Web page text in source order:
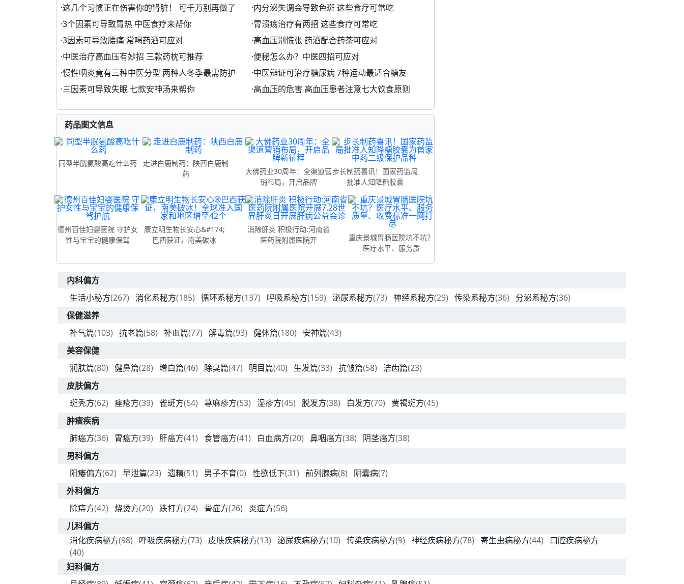
·这几个习惯正在伤害你的肾脏！ 可千万别再做了 ·内分泌失调会导致色斑 这些食疗可常吃
·3个因素可导致胃热 中医食疗来帮你 ·胃溃疡治疗有两招 这些食疗可常吃
·3因素可导致腰痛 常喝药酒可应对 ·高血压别慌张 药酒配合药茶可应对
·中医治疗高血压有妙招 三款药枕可推荐 ·便秘怎么办？中医四招可应对
·慢性咽炎竟有三种中医分型 两种人冬季最需防护 ·中医辩证可治疗糖尿病 7种运动最适合糖友
·三因素可导致失眠 七款安神汤来帮你 ·高血压的危害 高血压患者注意七大饮食原则
药品图文信息
同型半胱氨酸高吃什么药
走进白鹿制药：陕西白鹿制
药
大佛药业30周年：全渠道营
销布局，开启品牌
步长制药喜讯！国家药监局
批准人知降糖胶囊
德州百佳妇婴医院 守护女
性与宝宝的健康保驾
康立明生物长安心&#174;
巴西获证，南美破冰
消除肝炎 积极行动:河南省
医药院附属医院开
重庆景城胃肠医院坑不坑？
医疗水平、服务质
内科偏方
生活小秘方(267) 消化系秘方(185) 循环系秘方(137) 呼吸系秘方(159) 泌尿系秘方(73) 神经系秘方(29) 传染系秘方(36) 分泌系秘方(36)
保健滋养
补气篇(103) 抗老篇(58) 补血篇(77) 解毒篇(93) 健体篇(180) 安神篇(43)
美容保健
润肤篇(80) 健鼻篇(28) 增白篇(46) 除臭篇(47) 明目篇(40) 生发篇(33) 抗皱篇(58) 洁齿篇(23)
皮肤偏方
斑秃方(62) 痤疮方(39) 雀斑方(54) 荨麻疹方(53) 湿疹方(45) 脱发方(38) 白发方(70) 黄褐斑方(45)
肿瘤疾病
肺癌方(36) 胃癌方(39) 肝癌方(41) 食管癌方(41) 白血病方(20) 鼻咽癌方(38) 阴茎癌方(38)
男科偏方
阳痿偏方(62) 早泄篇(23) 遗精(51) 男子不育(0) 性欲低下(31) 前列腺病(8) 阴囊病(7)
外科偏方
除痔方(42) 烧烫方(20) 跌打方(24) 骨症方(26) 炎症方(56)
儿科偏方
消化疾病秘方(98) 呼吸疾病秘方(73) 皮肤疾病秘方(13) 泌尿疾病秘方(10) 传染疾病秘方(9) 神经疾病秘方(78) 寄生虫病秘方(44)
口腔疾病秘方
(40)
妇科偏方